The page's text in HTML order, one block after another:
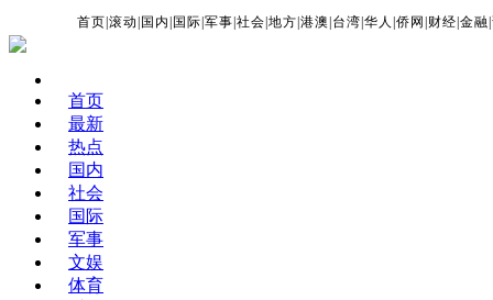
首页 |滚动 国内 国际 |军事 |社会 |地方 |港澳 台湾 |华人 |侨网 财经 |金融 |
首页
最新
热点
国内
社会
国际
军事
文娱
体育